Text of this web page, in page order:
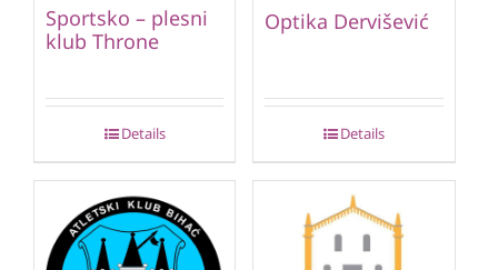
Sportsko – plesni
klub Throne
Details
Optika Dervišević
Details